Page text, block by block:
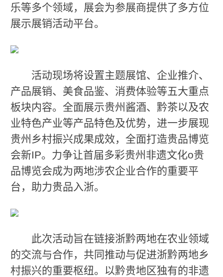
乐等多个领域，展会为参展商提供了多方位
展示展销活动平台。
活动现场将设置主题展馆、企业推介、
产品展销、美食品鉴、消费体验等五大重点
板块内容。全面展示贵州酱酒、黔茶以及农
业特色产业等产品特色及优势，进一步展现
贵州乡村振兴成果成效，全面打造贵品博览
会新IP。力争让首届多彩贵州非遗文化o贵
品博览会成为两地涉农企业合作的重要平
台，助力贵品入浙。
此次活动旨在链接浙黔两地在农业领域
的交流与合作，共同推动与促进浙黔两地乡
村振兴的重要枢纽。以黔贵地区独有的非遗